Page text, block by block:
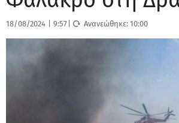
18/08/2024 9:57 Ανανεώθηκε:10:00